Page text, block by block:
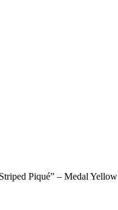
Piqué” – Medal Yellow